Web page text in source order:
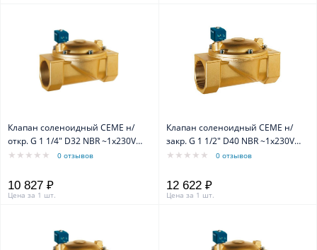
Клапан соленоидный CEME н/
откр. G 1 1/4" D32 NBR ~1x230V
50Hz
0 отзывов
10 827 ₽
Цена за 1 шт.
Клапан соленоидный CEME н/
закр. G 1 1/2" D40 NBR ~1x230V
50Hz
0 отзывов
12 622 ₽
Цена за 1 шт.